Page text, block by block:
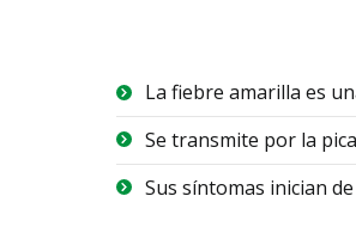
La fiebre amarilla es
Se transmite por la
Sus síntomas inician